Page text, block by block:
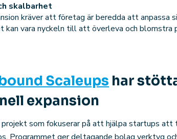
skalbarhet
kräver att företag är beredda att anpassa
kan vara nyckeln till att överleva och blomstra
Scaleups har
expansion
som fokuserar på att hjälpa startups